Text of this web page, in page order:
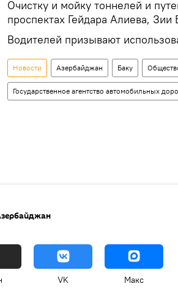
Очистку и мойку тоннелей и
проспектах Гейдара Алиева,
Водителей призывают
Новости Азербайджан Баку
Государственное агентство автомобильных
VK Макс